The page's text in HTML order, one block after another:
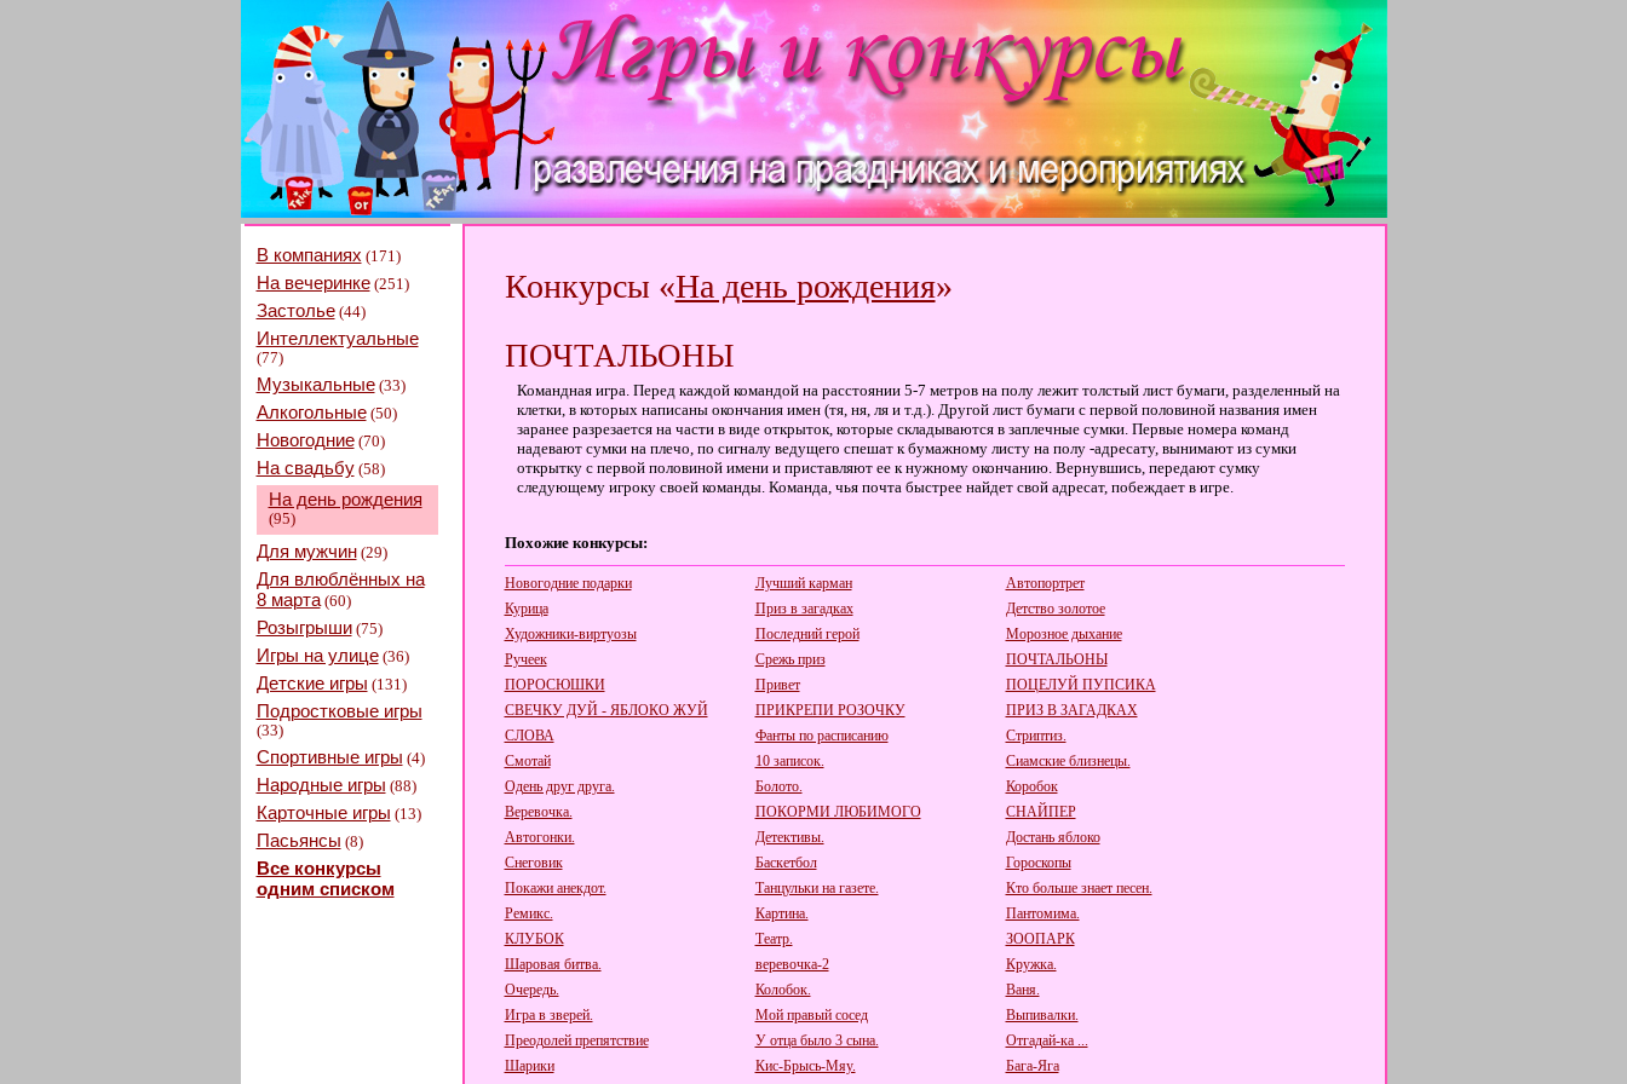
В компаниях (171)
На вечеринке(251)
Застолье(44)
Интеллектуальные
(77)
Музыкальные(33)
Алкогольные(50)
Новогодние(70)
На свадьбу(58)
На день рождения
(95)
Для мужчин(29)
Для влюблённых на
8 марта(60)
Розыгрыши(75)
Игры на улице(36)
Детские игры (131)
Подростковые игры
(33)
Спортивные игры (4)
Народные игры (88)
Карточные игры (13)
Пасьянсы (8)
Все конкурсы
одним списком
Конкурсы «На день рождения»
ПОЧТАЛЬОНЫ
Командная игра. Перед каждой командой на расстоянии 5-7 метров на полу лежит толстый лист бумаги, разделенный на
клетки, в которых написаны окончания имен (тя, ня, ля и т.д.). Другой лист бумаги с первой половиной названия имен
заранее разрезается на части в виде открыток, которые складываются в заплечные сумки. Первые номера команд
надевают сумки на плечо, по сигналу ведущего спешат к бумажному листу на полу -адресату, вынимают из сумки
открытку с первой половиной имени и приставляют ее к нужному окончанию. Вернувшись, передают сумку
следующему игроку своей команды. Команда, чья почта быстрее найдет свой адресат, побеждает в игре.
Похожие конкурсы:
Новогодние подарки Лучший карман
Автопортрет
Курица
Приз в загадках
Детство золотое
Художники-виртуозы
Последний герой
Морозное дыхание
Ручеек
Срежь приз
ПОЧТАЛЬОНЫ
ПОРОСЮШКИ
Привет
ПОЦЕЛУЙ ПУПСИКА
СВЕЧКУ ДУЙ - ЯБЛОКО ЖУЙ
ПРИКРЕПИ РОЗОЧКУ
ПРИЗ В ЗАГАДКАХ
СЛОВА
Фанты по расписанию
Стриптиз.
Смотай
10 записок.
Сиамские близнецы.
Одень друг друга.
Болото.
Коробок
Веревочка.
ПОКОРМИ ЛЮБИМОГО
СНАЙПЕР
Автогонки.
Детективы.
Достань яблоко
Снеговик
Баскетбол
Гороскопы
Покажи анекдот.
Танцульки на газете.
Кто больше знает песен.
Ремикс.
Картина.
Пантомима.
КЛУБОК
Театр.
ЗООПАРК
Шаровая битва.
веревочка-2
Кружка.
Очередь.
Колобок.
Ваня.
Игра в зверей.
Мой правый сосед
Выпивалки.
Преодолей препятствие
У отца было 3 сына.
Отгадай-ка ...
Шарики
Кис-Брысь-Мяу.
Бага-Яга